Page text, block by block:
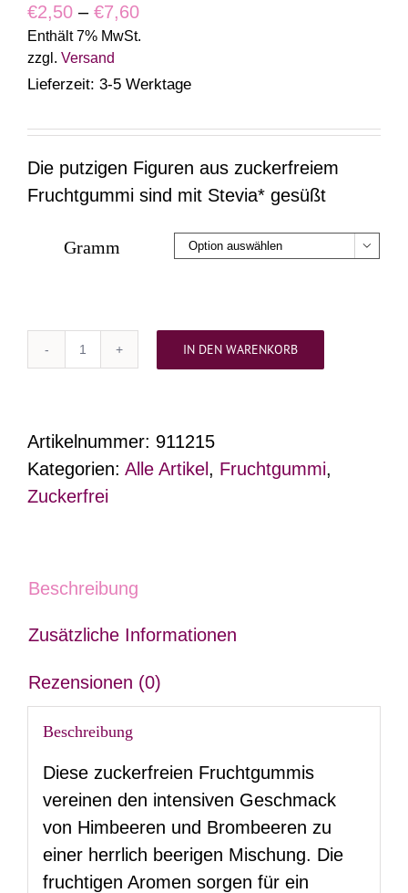
€2,50 – €7,60Preisspanne:
€2,50
€7,60
Enthält 7% MwSt.
zzgl. Versand
Lieferzeit: 3-5 Werktage
Die putzigen Figuren aus zuckerfreiem
Fruchtgummi sind mit Stevia* gesüßt
Gramm 
Brombeer
Fruchtgummis
Menge
IN DEN WARENKORB
Artikelnummer: 911215
Kategorien: Alle Artikel , Fruchtgummi,
Zuckerfrei
Beschreibung
Zusätzliche Informationen
Rezensionen (0)
Beschreibung
Diese zuckerfreien Fruchtgummis
vereinen den intensiven Geschmack
von Himbeeren und Brombeeren zu
einer herrlich beerigen Mischung. Die
fruchtigen Aromen sorgen für ein